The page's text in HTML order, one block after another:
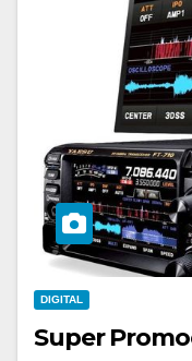
DIGITAL
Super